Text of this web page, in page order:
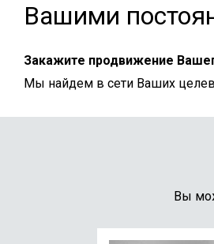
Вашими
Закажите продвижение
Мы найдем в сети Ваших
Вы